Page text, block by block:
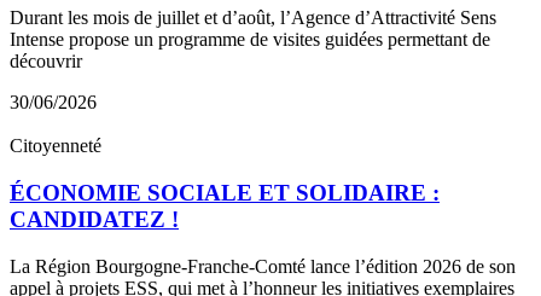
Durant les mois de juillet et d’août, l’Agence d’Attractivité Sens
Intense propose un programme de visites guidées permettant de
découvrir
30/06/2026
Citoyenneté
ÉCONOMIE SOCIALE ET SOLIDAIRE :
CANDIDATEZ !
La Région Bourgogne-Franche-Comté lance l’édition 2026 de son
appel à projets ESS, qui met à l’honneur les initiatives exemplaires